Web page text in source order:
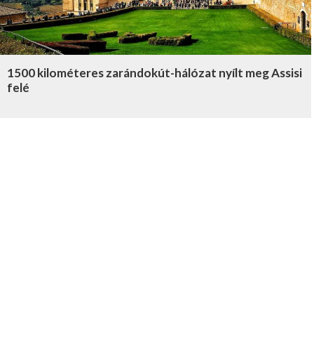
1500 kilométeres zarándokút-hálózat nyílt meg Assisi
felé